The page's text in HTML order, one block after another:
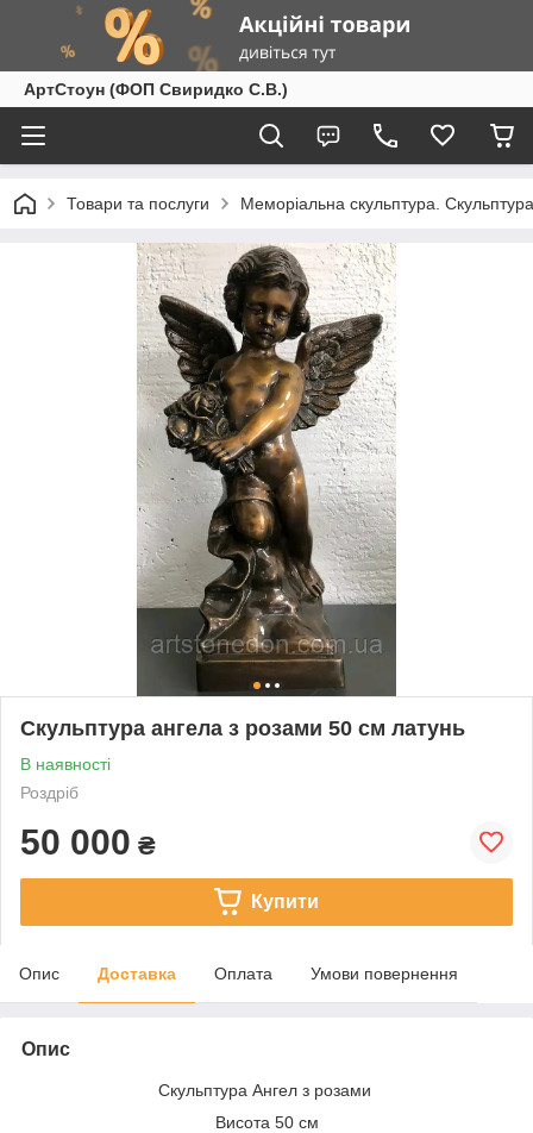
АртСтоун (ФОП Свиридко С.В.)
Товари та послуги Меморіальна скульптура.
Скульптура ангела з розами 50 см латунь
В наявності
Роздріб
50 000 ₴
Купити
Опис Доставка Оплата Умови повернення
Опис
Скульптура Ангел з розами
Висота 50 см